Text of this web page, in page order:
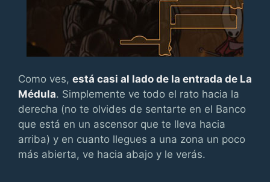
Como ves, está casi al lado de la entrada de La
Médula. Simplemente ve todo el rato hacia la
derecha (no te olvides de sentarte en el Banco
que está en un ascensor que te lleva hacia
arriba) y en cuanto llegues a una zona un poco
más abierta, ve hacia abajo y le verás.